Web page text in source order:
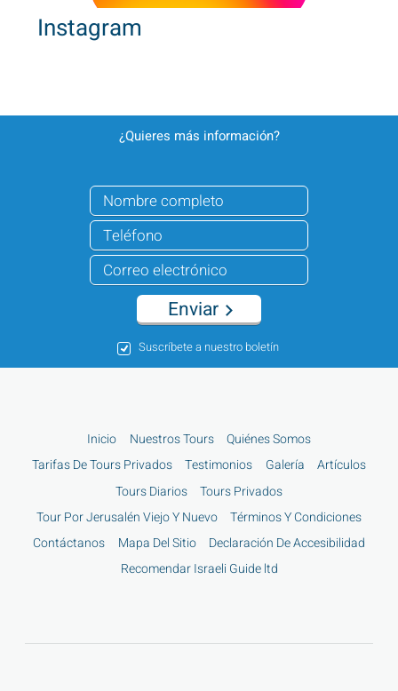
Instagram
¿Quieres más información?
Suscríbete a nuestro boletín
Enviar
Inicio Nuestros Tours
Quiénes Somos
Tarifas De Tours Privados
Testimonios Galería
Artículos
Tours Diarios
Tours Privados
Tour Por Jerusalén Viejo Y Nuevo
Términos Y Condiciones
Contáctanos
Mapa Del Sitio
Declaración De Accesibilidad
Recomendar Israeli Guide ltd